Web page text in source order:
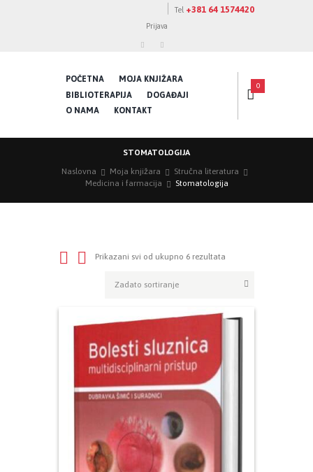
Tel +381 64 1574420
Prijava
POČETNA
MOJA KNJIŽARA
BIBLIOTERAPIJA
DOGAĐAJI
O NAMA
KONTAKT
0
STOMATOLOGIJA
Naslovna Moja knjižara
Stručna literatura
Medicina i farmacija
Stomatologija
Prikazani svi od ukupno 6 rezultata